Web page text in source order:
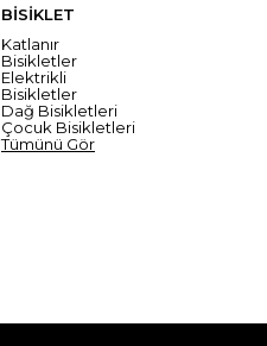
BİSİKLET
Katlanır
Bisikletler
Elektrikli
Bisikletler
Dağ Bisikletleri
Çocuk Bisikletleri
Tümünü Gör